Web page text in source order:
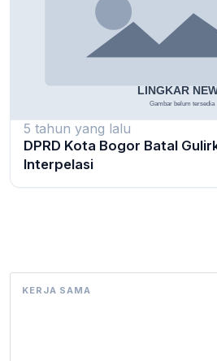
5 tahun yang lalu
DPRD Kota Bogor Batal
Interpelasi
KERJA SAMA